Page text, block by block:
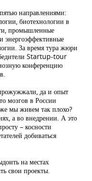
направлениями:
биотехнологии в
промышленные
энергоэффективные
За время тура жюри
Startup-tour
конференцию
да и опыт
мозгов в России
мы живем так плохо?
а во внедрении. А это
– косности
добиваться
на местах
свои проекты.